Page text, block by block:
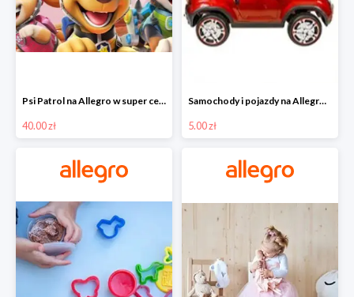
Psi Patrol na Allegro w super cenach od 40 zł
40.00 zł
Samochody i pojazdy na Allegro w super cenach od 5 zł
5.00 zł